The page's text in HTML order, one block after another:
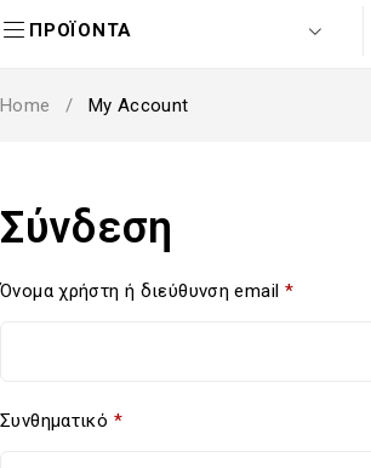
ΠΡΟΪΟΝΤΑ
Home / My Account
Σύνδεση
Όνομα χρήστη ή διεύθυνση email *
Συνθηματικό *